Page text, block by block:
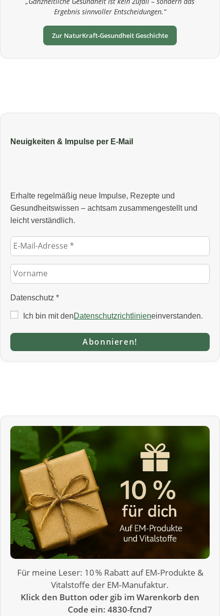
Ergebnis sinnvoller Entscheidungen.“
Zur NaturKraft‑Gesundheit Geschichte
Neuigkeiten & Impulse per E‑Mail
Erhalte regelmäßig neue Impulse, Rezepte und
Gesundheitswissen – achtsam zusammengestellt und
leicht verständlich.
Datenschutz *
Ich bin mit denDatenschutzrichtlinieneinverstanden.
Für meine Leser: 10 % Rabatt auf EM‑Produkte &
Vitalstoffe der EM‑Manufaktur.
Klick den Button oder gib im Warenkorb den
Code ein: 4830-fcnd7